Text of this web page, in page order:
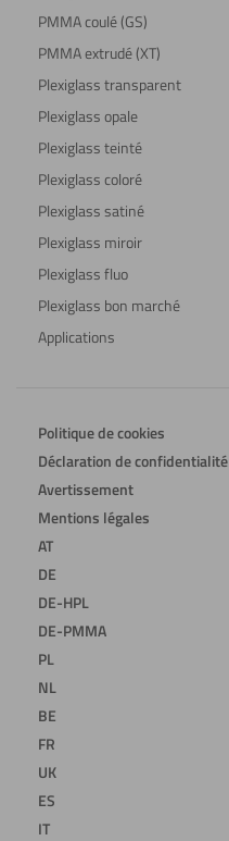
PMMA coulé (GS)
PMMA extrudé (XT)
Plexiglass transparent
Plexiglass opale
Plexiglass teinté
Plexiglass coloré
Plexiglass satiné
Plexiglass miroir
Plexiglass fluo
Plexiglass bon marché
Applications
Politique de cookies
Déclaration de confidentialité
Avertissement
Mentions légales
AT
DE
DE-HPL
DE-PMMA
PL
NL
BE
FR
UK
ES
IT